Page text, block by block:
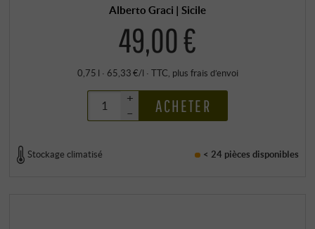
Alberto Graci | Sicile
49,00 €
0,75 l · 65,33 €/l · TTC , plus frais d’envoi
+
–
ACHETER
Stockage climatisé < 24 pièces disponibles